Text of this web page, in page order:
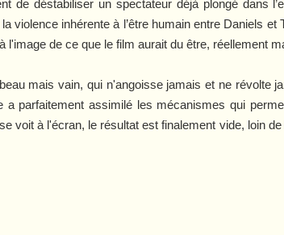
de déstabiliser un spectateur déjà plongé dans
violence inhérente à l’être humain entre Daniels
l'image de ce que le film aurait du être, réellement
mais vain, qui n'angoisse jamais et ne révolte
a parfaitement assimilé les mécanismes qui
voit à l'écran, le résultat est finalement vide, loin